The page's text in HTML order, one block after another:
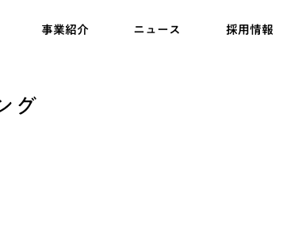
事業紹介 ニュース 採用情報
グ